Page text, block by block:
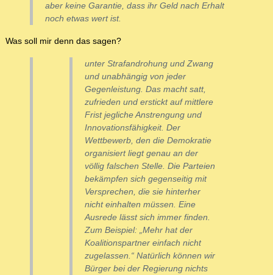
aber keine Garantie, dass ihr Geld nach Erhalt
noch etwas wert ist.
Was soll mir denn das sagen?
unter Strafandrohung und Zwang
und unabhängig von jeder
Gegenleistung. Das macht satt,
zufrieden und erstickt auf mittlere
Frist jegliche Anstrengung und
Innovationsfähigkeit. Der
Wettbewerb, den die Demokratie
organisiert liegt genau an der
völlig falschen Stelle. Die Parteien
bekämpfen sich gegenseitig mit
Versprechen, die sie hinterher
nicht einhalten müssen. Eine
Ausrede lässt sich immer finden.
Zum Beispiel: „Mehr hat der
Koalitionspartner einfach nicht
zugelassen.“ Natürlich können wir
Bürger bei der Regierung nichts